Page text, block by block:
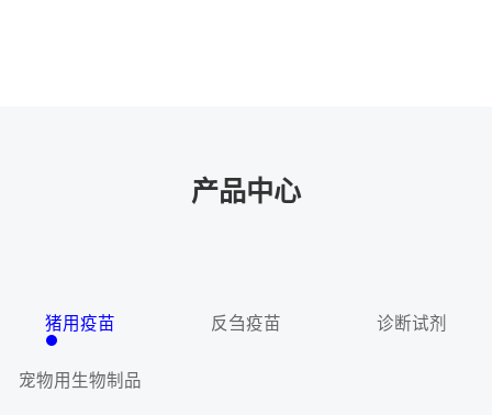
产品中心
猪用疫苗 反刍疫苗 诊断试剂
宠物用生物制品